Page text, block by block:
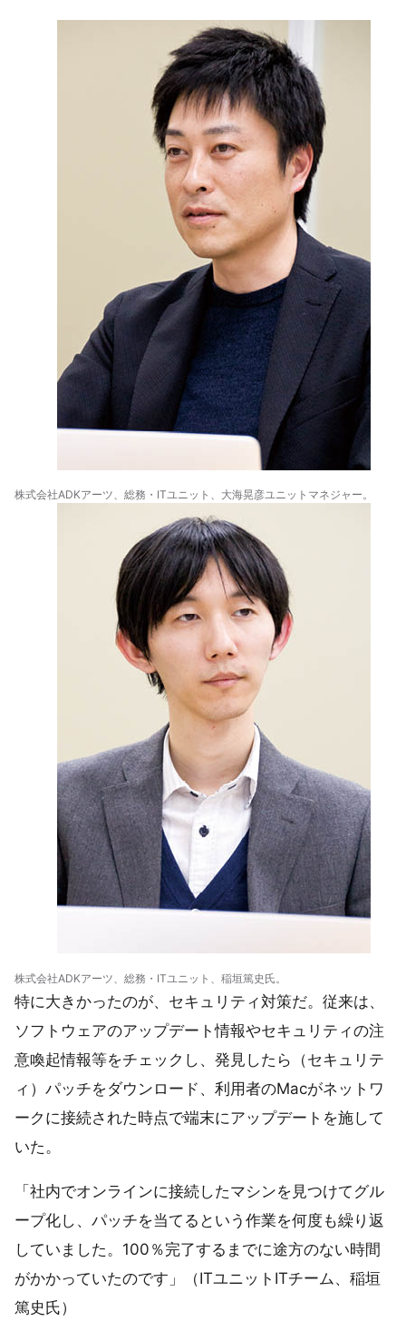
株式会社ADKアーツ、総務・ITユニット、大海晃彦ユニットマネジャー。
株式会社ADKアーツ、総務・ITユニット、稲垣篤史氏。
特に大きかったのが、セキュリティ対策だ。従来は、
ソフトウェアのアップデート情報やセキュリティの注
意喚起情報等をチェックし、発見したら（セキュリテ
ィ）パッチをダウンロード、利用者のMacがネットワ
ークに接続された時点で端末にアップデートを施して
いた。
「社内でオンラインに接続したマシンを見つけてグル
ープ化し、パッチを当てるという作業を何度も繰り返
していました。100％完了するまでに途方のない時間
がかかっていたのです」（ITユニットITチーム、稲垣
篤史氏）